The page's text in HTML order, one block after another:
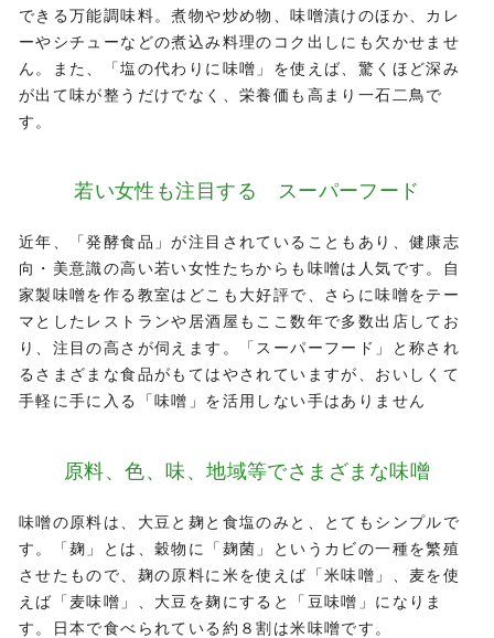
できる万能調味料。煮物や炒め物、味噌漬けのほか、カレ
ーやシチューなどの煮込み料理のコク出しにも欠かせませ
ん。また、「塩の代わりに味噌」を使えば、驚くほど深み
が出て味が整うだけでなく、栄養価も高まり一石二鳥で
す。
若い女性も注目する スーパーフード
近年、「発酵食品」が注目されていることもあり、健康志
向・美意識の高い若い女性たちからも味噌は人気です。自
家製味噌を作る教室はどこも大好評で、さらに味噌をテー
マとしたレストランや居酒屋もここ数年で多数出店してお
り、注目の高さが伺えます。「スーパーフード」と称され
るさまざまな食品がもてはやされていますが、おいしくて
手軽に手に入る「味噌」を活用しない手はありません
原料、色、味、地域等でさまざまな味噌
味噌の原料は、大豆と麹と食塩のみと、とてもシンプルで
す。「麹」とは、穀物に「麹菌」というカビの一種を繁殖
させたもので、麹の原料に米を使えば「米味噌」、麦を使
えば「麦味噌」、大豆を麹にすると「豆味噌」になりま
す。日本で食べられている約８割は米味噌です。